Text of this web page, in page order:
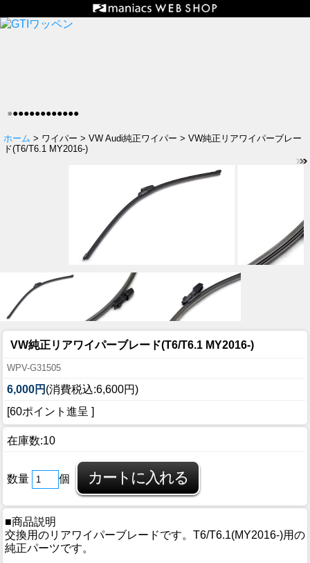
●●●●●●●●●●●●●
ホーム > ワイパー > VW Audi純正ワイパー > VW純正リアワイパーブレー
ド(T6/T6.1 MY2016-)
VW純正リアワイパーブレード(T6/T6.1 MY2016-)
WPV-G31505
6,000円 (消費税込:6,600円)
[60ポイント進呈 ]
在庫数:10
数量 個
■商品説明
交換用のリアワイパーブレードです。T6/T6.1(MY2016-)用の
純正パーツです。